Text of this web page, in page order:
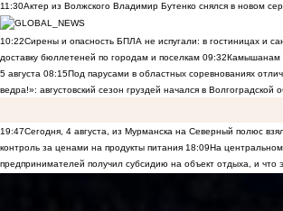
11:30Актер из Волжского Владимир Бутенко снялся в новом
10:22Сирены и опасность БПЛА не испугали: в гостиницах и
доставку бюллетеней по городам и поселкам 09:32Камышанам
5 августа 08:15Под парусами в областных соревнованиях
ведра!»: августовский сезон груздей начался в Волгоградской
19:47Сегодня, 4 августа, из Мурманска на Северный полюс
контроль за ценами на продукты питания 18:09На
предпринимателей получил субсидию на объект отдыха, и что